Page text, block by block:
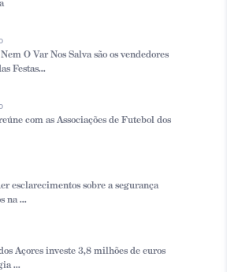
O Var Nos Salva são os vendedores
Festas...
com as Associações de Futebol dos
esclarecimentos sobre a segurança
na ...
Açores investe 3,8 milhões de euros
...